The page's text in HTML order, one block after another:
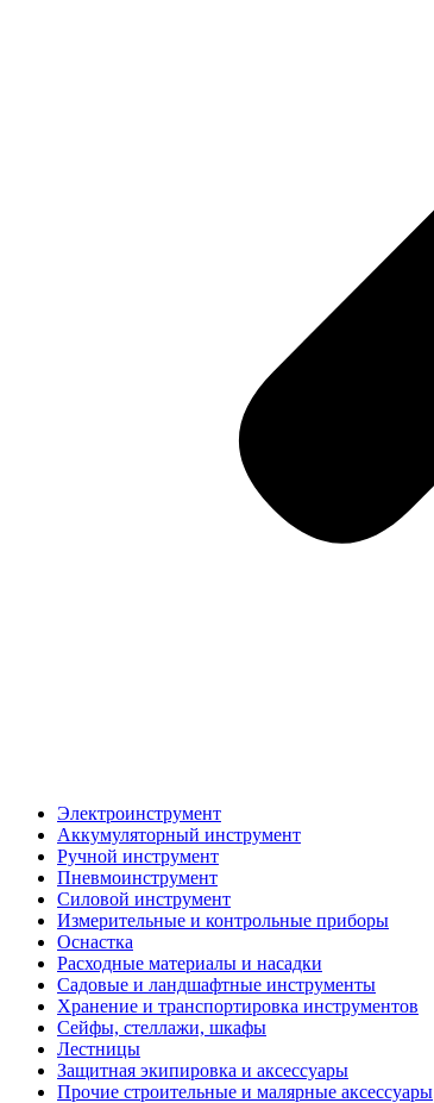
Электроинструмент
Аккумуляторный инструмент
Ручной инструмент
Пневмоинструмент
Силовой инструмент
Измерительные и контрольные приборы
Оснастка
Расходные материалы и насадки
Садовые и ландшафтные инструменты
Хранение и транспортировка инструментов
Сейфы, стеллажи, шкафы
Лестницы
Защитная экипировка и аксессуары
Прочие строительные и малярные аксессуары